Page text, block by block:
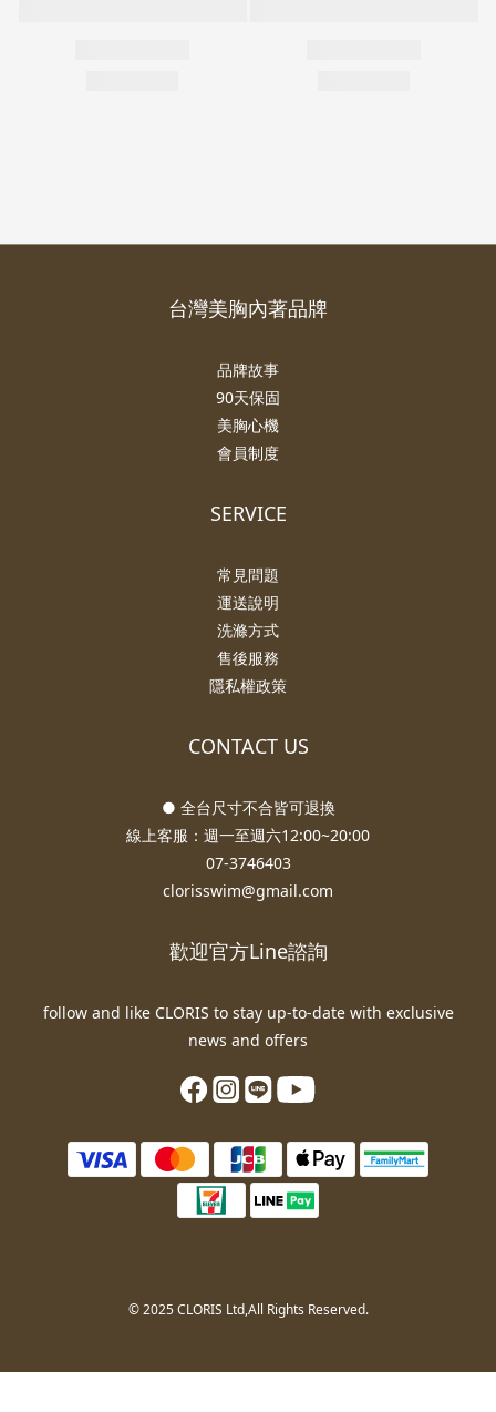
台灣美胸內著品牌
品牌故事
90天保固
美胸心機
會員制度
SERVICE
常見問題
運送說明
洗滌方式
售後服務
隱私權政策
CONTACT US
● 全台尺寸不合皆可退換
線上客服：週一至週六12:00~20:00
07-3746403
clorisswim@gmail.com
歡迎官方Line諮詢
follow and like CLORIS to stay up-to-date with exclusive
news and offers
© 2025 CLORIS Ltd,All Rights Reserved.